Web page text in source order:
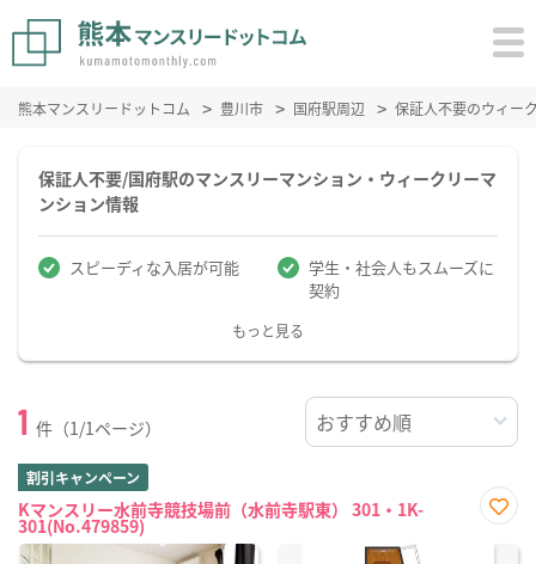
熊本マンスリードットコム 豊川市 国府駅周辺 保証人不要のウィー
保証人不要/国府駅のマンスリーマンション・ウィークリーマ
ンション情報
スピーディな入居が可能
学生・社会人もスムーズに
契約
もっと見る
1 件（1/1ページ）
割引キャンペーン
Kマンスリー水前寺競技場前（水前寺駅東） 301・1K-
301(No.479859)
に入